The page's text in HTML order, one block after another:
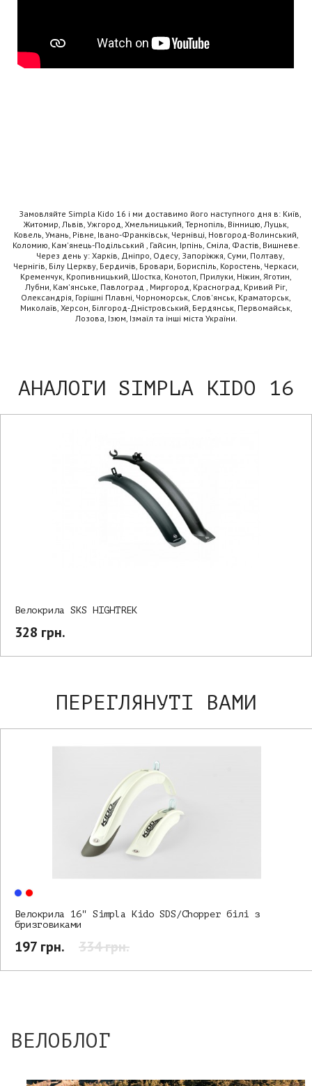
Замовляйте Simpla Kido 16 і ми доставимо його наступного дня в: Київ,
Житомир, Львів, Ужгород, Хмельницький, Тернопіль, Вінницю, Луцьк,
Ковель, Умань, Рівне, Івано-Франківськ, Чернівці, Новгород-Волинський,
Коломию, Кам'янець-Подільський , Гайсин, Ірпінь, Сміла, Фастів, Вишневе.
Через день у: Харків, Дніпро, Одесу, Запоріжжя, Суми, Полтаву,
Чернігів, Білу Церкву, Бердичів, Бровари, Бориспіль, Коростень, Черкаси,
Кременчук, Кропивницький, Шостка, Конотоп, Прилуки, Ніжин, Яготин,
Лубни, Кам'янське, Павлоград , Миргород, Красноград, Кривий Ріг,
Олександрія, Горішні Плавні, Чорноморськ, Слов'янськ, Краматорськ,
Миколаїв, Херсон, Білгород-Дністровський, Бердянськ, Первомайськ,
Лозова, Ізюм, Ізмаїл та інші міста України.
АНАЛОГИ SIMPLA KIDO 16
Велокрила SKS HIGHTREK
328 грн.
ПЕРЕГЛЯНУТІ ВАМИ
Велокрила 16" Simpla Kido SDS/Chopper білі з
бризговиками
197 грн. 334 грн.
ВЕЛОБЛОГ